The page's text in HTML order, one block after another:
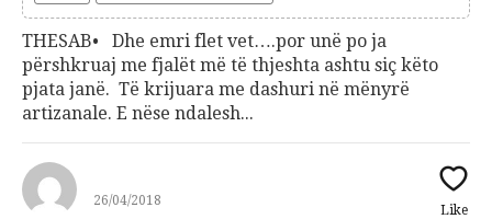
THESAB• Dhe emri flet vet….por unë po ja
përshkruaj me fjalët më të thjeshta ashtu siç këto
pjata janë. Të krijuara me dashuri në mënyrë
artizanale. E nëse ndalesh...
26/04/2018
Like